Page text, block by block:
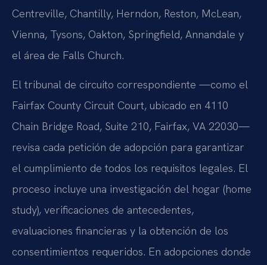
Centreville, Chantilly, Herndon, Reston, McLean,
Vienna, Tysons, Oakton, Springfield, Annandale y
el área de Falls Church.
El tribunal de circuito correspondiente —como el
Fairfax County Circuit Court, ubicado en 4110
Chain Bridge Road, Suite 210, Fairfax, VA 22030—
revisa cada petición de adopción para garantizar
el cumplimiento de todos los requisitos legales. El
proceso incluye una investigación del hogar (home
study), verificaciones de antecedentes,
evaluaciones financieras y la obtención de los
consentimientos requeridos. En adopciones donde